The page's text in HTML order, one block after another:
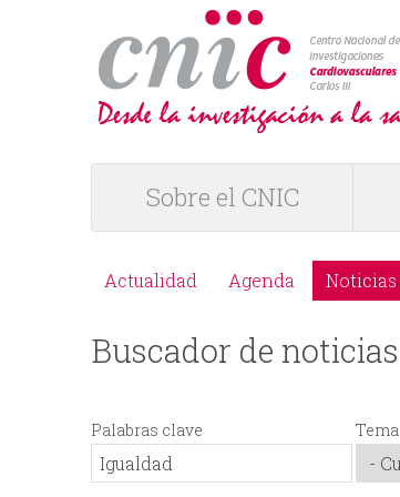
P
R
Sobre el CNIC
e
n
ú
Actualidad Agenda Noticias
Buscador de noticias
Palabras clave Tema